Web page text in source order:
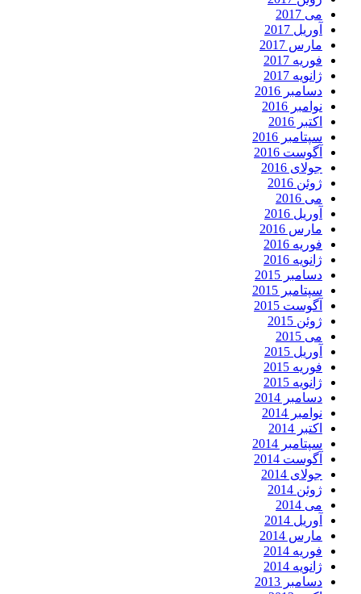
می 2017
آوریل 2017
مارس 2017
فوریه 2017
ژانویه 2017
دسامبر 2016
نوامبر 2016
اکتبر 2016
سپتامبر 2016
آگوست 2016
جولای 2016
ژوئن 2016
می 2016
آوریل 2016
مارس 2016
فوریه 2016
ژانویه 2016
دسامبر 2015
سپتامبر 2015
آگوست 2015
ژوئن 2015
می 2015
آوریل 2015
فوریه 2015
ژانویه 2015
دسامبر 2014
نوامبر 2014
اکتبر 2014
سپتامبر 2014
آگوست 2014
جولای 2014
ژوئن 2014
می 2014
آوریل 2014
مارس 2014
فوریه 2014
ژانویه 2014
دسامبر 2013